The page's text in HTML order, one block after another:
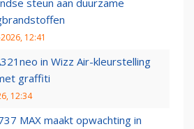
steun aan duurzame
12:41
in Wizz Air-kleurstelling
graffiti
12:34
MAX maakt opwachting in